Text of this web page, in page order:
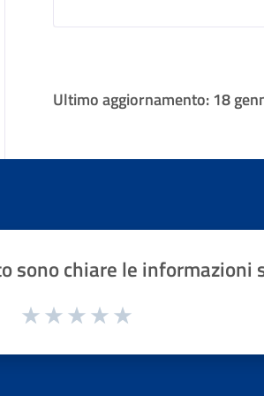
Ultimo aggiornamento:18
sono chiare le informazioni
1 a 5 stelle la pagina